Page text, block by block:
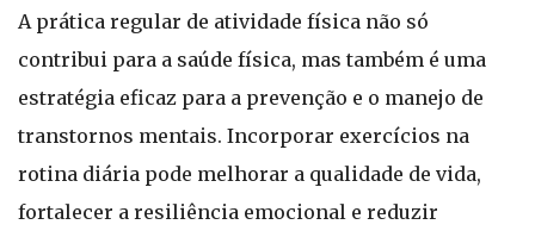
A prática regular de atividade física não só
contribui para a saúde física, mas também é uma
estratégia eficaz para a prevenção e o manejo de
transtornos mentais. Incorporar exercícios na
rotina diária pode melhorar a qualidade de vida,
fortalecer a resiliência emocional e reduzir